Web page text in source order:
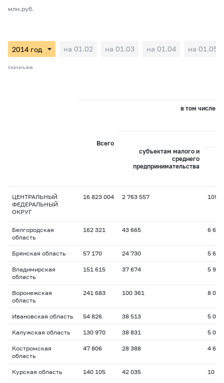
млн.руб.
на 01.02 на 01.03 на 01.04 на 01.05
Скачать все
Всего
в том числе:
субъектам малого и
среднего
предпринимательства
ЦЕНТРАЛЬНЫЙ
ФЕДЕРАЛЬНЫЙ
ОКРУГ
16 823 004 2 763 557 109
Белгородская
область
162 321 43 665 6 655
Брянская область 57 170 24 730 5 689
Владимирская
область
151 615 37 674 5 993
Воронежская
область
241 683 100 361 8 033
Ивановская область 54 826 38 513 5 087
Калужская область 130 970 38 831 5 045
Костромская
область
47 806 28 388 4 675
Курская область 140 105 42 035 10